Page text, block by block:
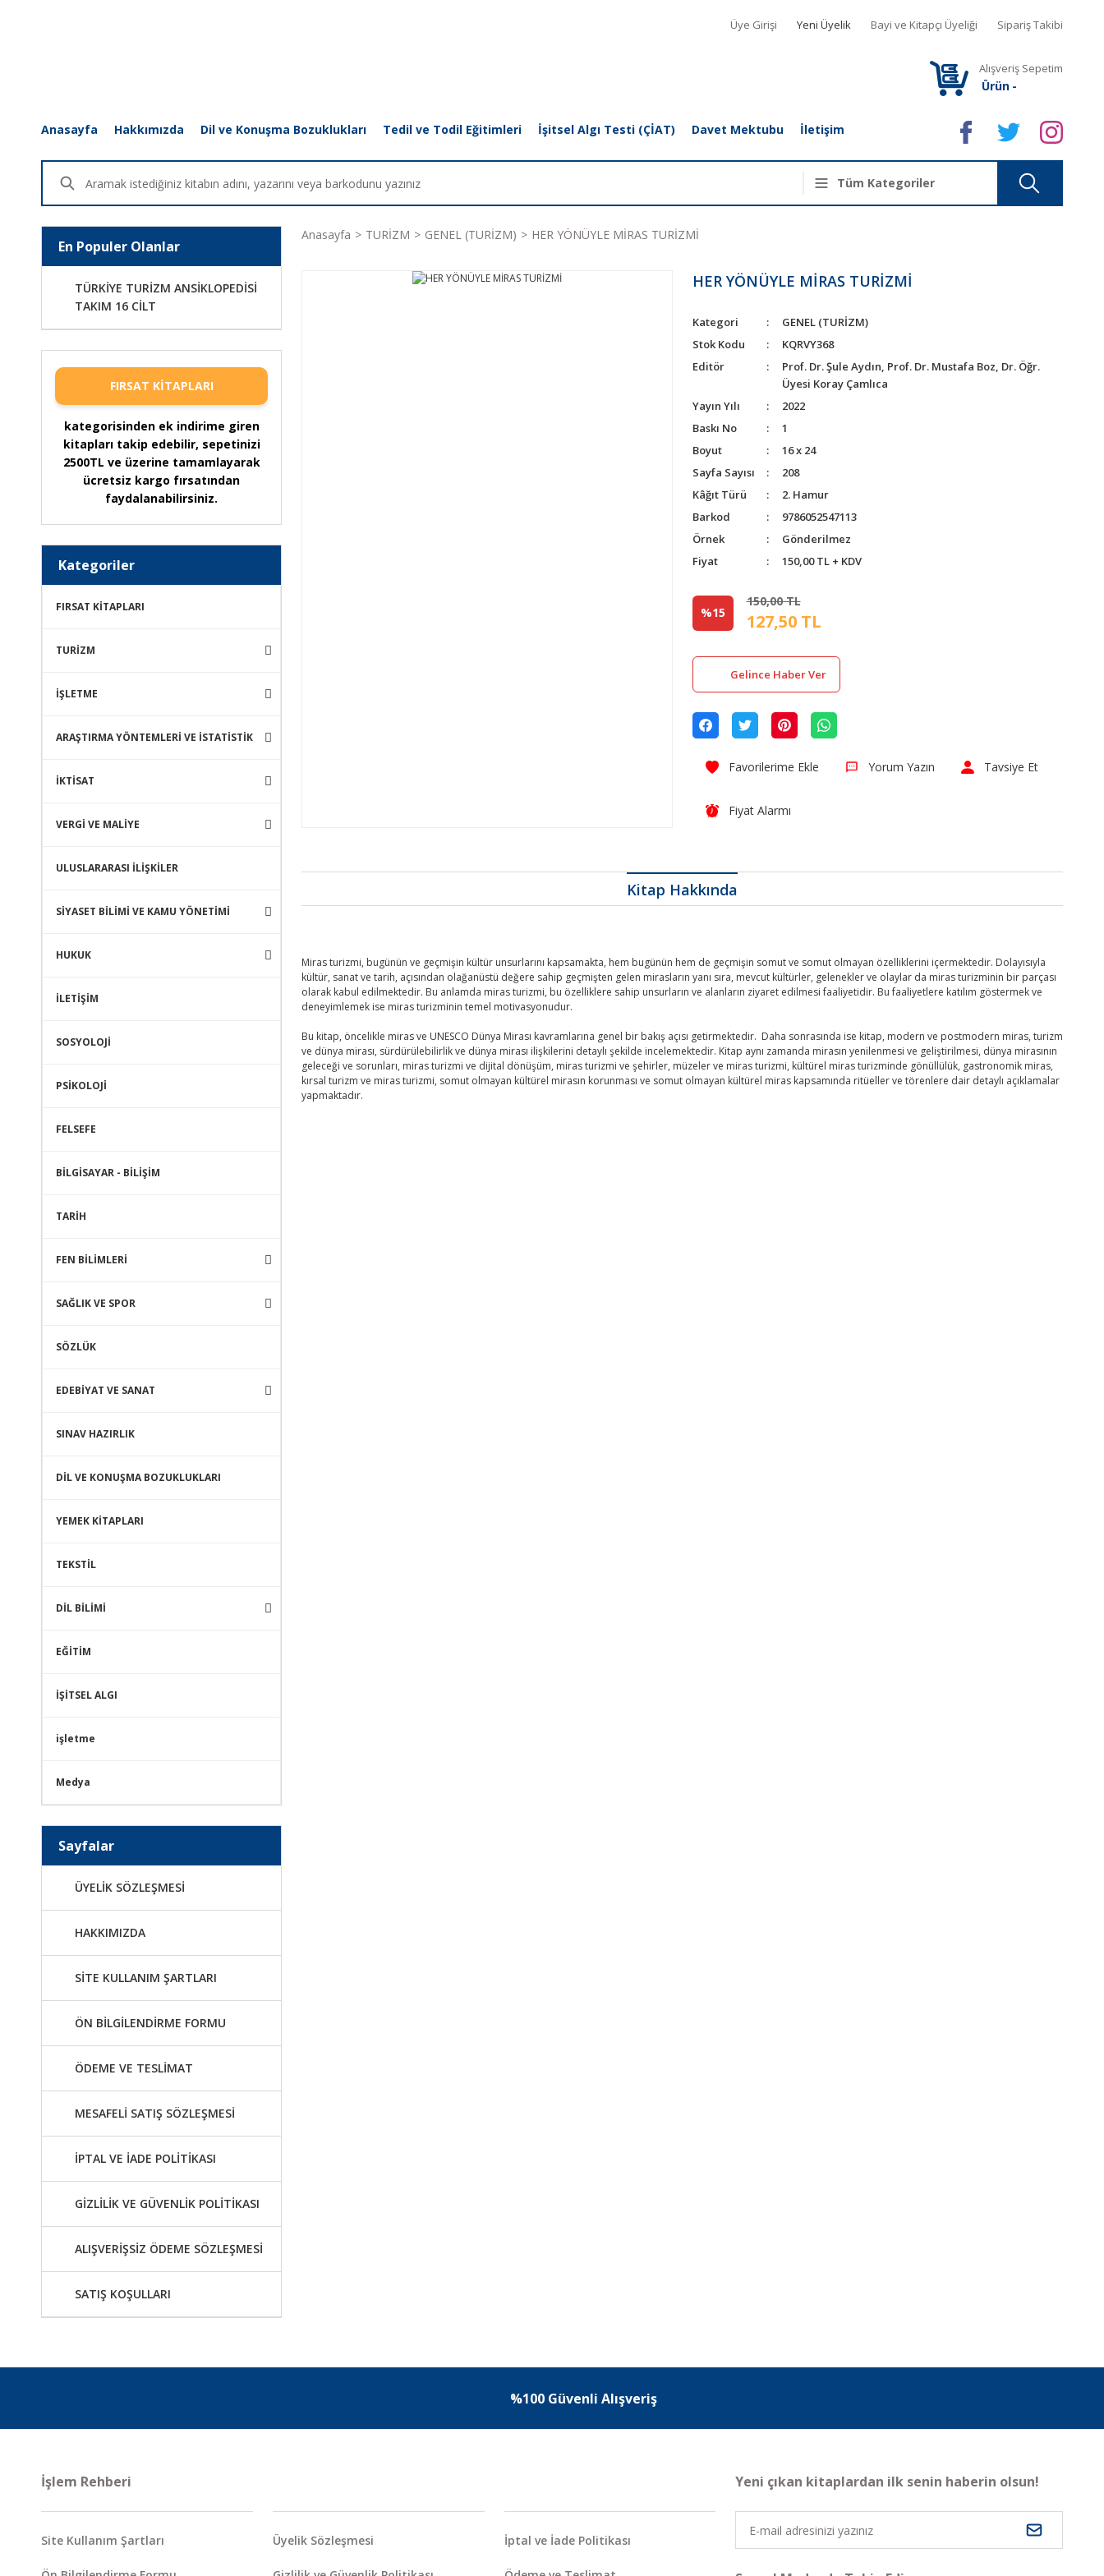
Üye Girişi Yeni Üyelik Bayi ve Kitapçı Üyeliği Sipariş Takibi
Alışveriş Sepetim
Ürün -
Anasayfa Hakkımızda Dil ve Konuşma Bozuklukları Tedil ve Todil Eğitimleri İşitsel Algı Testi (ÇİAT) Davet Mektubu İletişim
En Populer Olanlar
TÜRKİYE TURİZM ANSİKLOPEDİSİ
TAKIM 16 CİLT
FIRSAT KİTAPLARI
kategorisinden ek indirime giren
kitapları takip edebilir, sepetinizi
2500TL ve üzerine tamamlayarak
ücretsiz kargo fırsatından
faydalanabilirsiniz.
Kategoriler
FIRSAT KİTAPLARI
TURİZM
İŞLETME
ARAŞTIRMA YÖNTEMLERİ VE İSTATİSTİK
İKTİSAT
VERGİ VE MALİYE
ULUSLARARASI İLİŞKİLER
SİYASET BİLİMİ VE KAMU YÖNETİMİ
HUKUK
İLETİŞİM
SOSYOLOJİ
PSİKOLOJİ
FELSEFE
BİLGİSAYAR - BİLİŞİM
TARİH
FEN BİLİMLERİ
SAĞLIK VE SPOR
SÖZLÜK
EDEBİYAT VE SANAT
SINAV HAZIRLIK
DİL VE KONUŞMA BOZUKLUKLARI
YEMEK KİTAPLARI
TEKSTİL
DİL BİLİMİ
EĞİTİM
İŞİTSEL ALGI
işletme
Medya
Sayfalar
ÜYELİK SÖZLEŞMESİ
HAKKIMIZDA
SİTE KULLANIM ŞARTLARI
ÖN BİLGİLENDİRME FORMU
ÖDEME VE TESLİMAT
MESAFELİ SATIŞ SÖZLEŞMESİ
İPTAL VE İADE POLİTİKASI
GİZLİLİK VE GÜVENLİK POLİTİKASI
ALIŞVERİŞSİZ ÖDEME SÖZLEŞMESİ
SATIŞ KOŞULLARI
Anasayfa TURİZM GENEL (TURİZM) HER YÖNÜYLE MİRAS TURİZMİ
HER YÖNÜYLE MİRAS TURİZMİ
Kategori
GENEL (TURİZM)
Stok Kodu
KQRVY368
Editör
Prof. Dr. Şule Aydın, Prof. Dr. Mustafa Boz, Dr. Öğr.
Üyesi Koray Çamlıca
Yayın Yılı
2022
Baskı No
1
Boyut
16 x 24
Sayfa Sayısı
208
Kâğıt Türü
2. Hamur
Barkod
9786052547113
Örnek
Gönderilmez
Fiyat
150,00 TL + KDV
%15
150,00 TL
127,50 TL
Gelince Haber Ver
Yorum Yazın Tavsiye Et
Fiyat Alarmı
Kitap Hakkında
Miras turizmi, bugünün ve geçmişin kültür unsurlarını kapsamakta, hem bugünün hem de geçmişin somut ve somut olmayan özelliklerini içermektedir. Dolayısıyla
kültür, sanat ve tarih, açısından olağanüstü değere sahip geçmişten gelen mirasların yanı sıra, mevcut kültürler, gelenekler ve olaylar da miras turizminin bir parçası
olarak kabul edilmektedir. Bu anlamda miras turizmi, bu özelliklere sahip unsurların ve alanların ziyaret edilmesi faaliyetidir. Bu faaliyetlere katılım göstermek ve
deneyimlemek ise miras turizminin temel motivasyonudur.
Bu kitap, öncelikle miras ve UNESCO Dünya Mirası kavramlarına genel bir bakış açısı getirmektedir. Daha sonrasında ise kitap, modern ve postmodern miras, turizm
ve dünya mirası, sürdürülebilirlik ve dünya mirası ilişkilerini detaylı şekilde incelemektedir. Kitap aynı zamanda mirasın yenilenmesi ve geliştirilmesi, dünya mirasının
geleceği ve sorunları, miras turizmi ve dijital dönüşüm, miras turizmi ve şehirler, müzeler ve miras turizmi, kültürel miras turizminde gönüllülük, gastronomik miras,
kırsal turizm ve miras turizmi, somut olmayan kültürel mirasın korunması ve somut olmayan kültürel miras kapsamında ritüeller ve törenlere dair detaylı açıklamalar
yapmaktadır.
%100 Güvenli Alışveriş
İşlem Rehberi
Site Kullanım Şartları Üyelik Sözleşmesi İptal ve İade Politikası
Yeni çıkan kitaplardan ilk senin haberin olsun!